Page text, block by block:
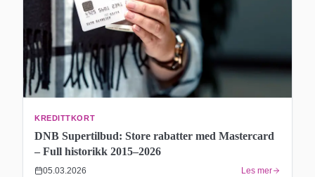
KREDITTKORT
DNB Supertilbud: Store rabatter med Mastercard
– Full historikk 2015–2026
05.03.2026 Les mer